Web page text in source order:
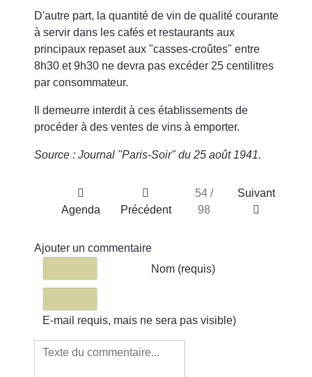
D'autre part, la quantité de vin de qualité courante
à servir dans les cafés et restaurants aux
principaux repaset aux "casses-croûtes" entre
8h30 et 9h30 ne devra pas excéder 25 centilitres
par consommateur.
Il demeurre interdit à ces établissements de
procéder à des ventes de vins à emporter.
Source : Journal "Paris-Soir" du 25 août 1941.
Agenda Précédent
54 /
98
Suivant
Ajouter un commentaire
Nom (requis)
E-mail requis, mais ne sera pas visible)